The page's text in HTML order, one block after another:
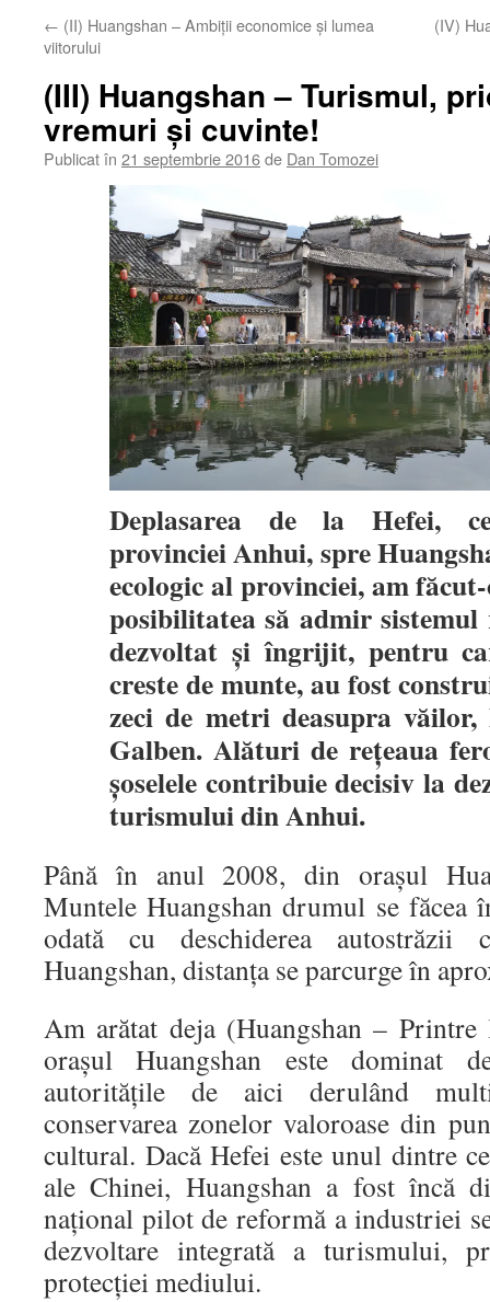
← (II) Huangshan – Ambiții economice și lumea
viitorului
(IV)
(III) Huangshan – Turismul,
vremuri şi cuvinte!
Publicat în 21 septembrie 2016de Dan Tomozei
Deplasarea de la Hefei,
provinciei Anhui, spre
ecologic al provinciei, am
posibilitatea să admir
dezvoltat şi îngrijit, pentru
creste de munte, au fost
zeci de metri deasupra
Galben. Alături de reţeaua
şoselele contribuie decisiv la
turismului din Anhui.
Până în anul 2008, din oraşul
Muntele Huangshan drumul se făcea
odată cu deschiderea autostrăzii
Huangshan, distanţa se parcurge în
Am arătat deja (Huangshan –
oraşul Huangshan este dominat
autorităţile de aici derulând
conservarea zonelor valoroase din
cultural. Dacă Hefei este unul dintre
ale Chinei, Huangshan a fost încă
naţional pilot de reformă a industriei
dezvoltare integrată a turismului,
protecţiei mediului.